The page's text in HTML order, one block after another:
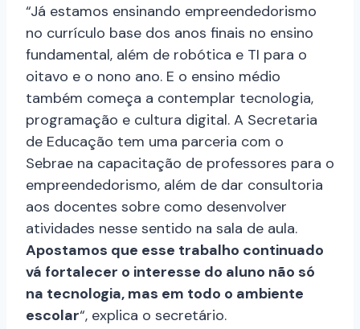
“Já estamos ensinando empreendedorismo
no currículo base dos anos finais no ensino
fundamental, além de robótica e TI para o
oitavo e o nono ano. E o ensino médio
também começa a contemplar tecnologia,
programação e cultura digital. A Secretaria
de Educação tem uma parceria com o
Sebrae na capacitação de professores para o
empreendedorismo, além de dar consultoria
aos docentes sobre como desenvolver
atividades nesse sentido na sala de aula.
Apostamos que esse trabalho continuado
vá fortalecer o interesse do aluno não só
na tecnologia, mas em todo o ambiente
escolar“, explica o secretário.